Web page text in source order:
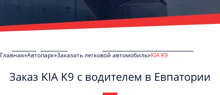
Главная Автопарк Заказать легковой автомобиль KIA K9
Заказ KIA K9 с водителем в Евпатории